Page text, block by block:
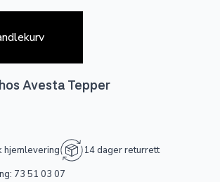
Avesta Tepper
hjemlevering
14 dager returrett
73 51 03 07